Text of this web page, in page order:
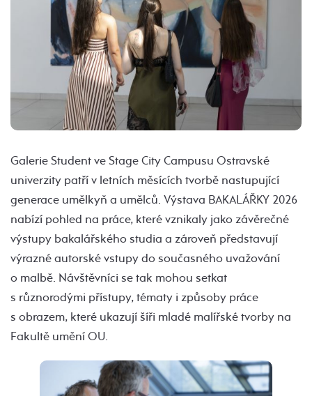
Galerie Student ve Stage City Campusu Ostravské
univerzity patří v letních měsících tvorbě nastupující
generace umělkyň a umělců. Výstava BAKALÁŘKY 2026
nabízí pohled na práce, které vznikaly jako závěrečné
výstupy bakalářského studia a zároveň představují
výrazné autorské vstupy do současného uvažování
o malbě. Návštěvníci se tak mohou setkat
s různorodými přístupy, tématy i způsoby práce
s obrazem, které ukazují šíři mladé malířské tvorby na
Fakultě umění OU.